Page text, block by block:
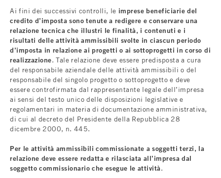
Ai fini dei successivi controlli, le imprese beneficiarie del
credito d’imposta sono tenute a redigere e conservare una
relazione tecnica che illustri le finalità, i contenuti e i
risultati delle attività ammissibili svolte in ciascun periodo
d’imposta in relazione ai progetti o ai sottoprogetti in corso di
realizzazione. Tale relazione deve essere predisposta a cura
del responsabile aziendale delle attività ammissibili o del
responsabile del singolo progetto o sottoprogetto e deve
essere controfirmata dal rappresentante legale dell’impresa
ai sensi del testo unico delle disposizioni legislative e
regolamentari in materia di documentazione amministrativa,
di cui al decreto del Presidente della Repubblica 28
dicembre 2000, n. 445.
Per le attività ammissibili commissionate a soggetti terzi, la
relazione deve essere redatta e rilasciata all’impresa dal
soggetto commissionario che esegue le attività.